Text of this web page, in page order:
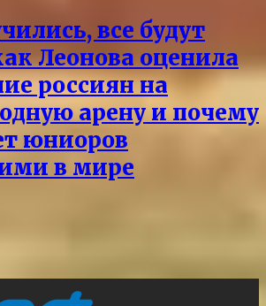
все будут
Леонова оценила
россиян на
арену и почему
юниоров
в мире